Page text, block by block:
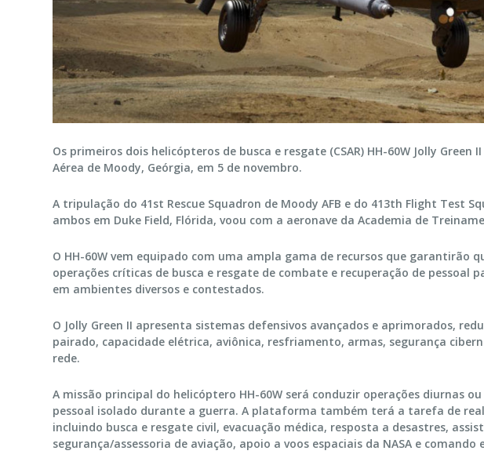
Os primeiros dois helicópteros de busca e resgate (CSAR) HH-60W Jolly Green
Aérea de Moody, Geórgia, em 5 de novembro.
A tripulação do 41st Rescue Squadron de Moody AFB e do 413th Flight Test
ambos em Duke Field, Flórida, voou com a aeronave da Academia de
O HH-60W vem equipado com uma ampla gama de recursos que garantirão
operações críticas de busca e resgate de combate e recuperação de pessoal
em ambientes diversos e contestados.
O Jolly Green II apresenta sistemas defensivos avançados e aprimorados,
pairado, capacidade elétrica, aviônica, resfriamento, armas, segurança
rede.
A missão principal do helicóptero HH-60W será conduzir operações diurnas
pessoal isolado durante a guerra. A plataforma também terá a tarefa de
incluindo busca e resgate civil, evacuação médica, resposta a desastres,
segurança/assessoria de aviação, apoio a voos espaciais da NASA e